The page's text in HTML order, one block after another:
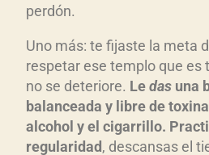
perdón.
Uno más: te fijaste la meta
respetar ese templo que es
no se deteriore. Ledas una
balanceada y libre de
alcohol y el cigarrillo.
regularidad, descansas el